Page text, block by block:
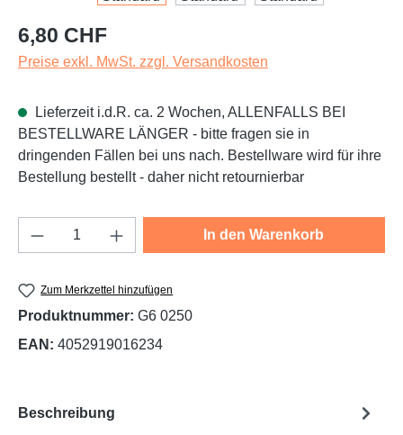
Regulärer Preis:
6,80 CHF
Preise exkl. MwSt. zzgl. Versandkosten
Lieferzeit i.d.R. ca. 2 Wochen, ALLENFALLS BEI
BESTELLWARE LÄNGER - bitte fragen sie in
dringenden Fällen bei uns nach. Bestellware wird für ihre
Bestellung bestellt - daher nicht retournierbar
Produkt Anzahl: Gib den gewünschten
In den Warenkorb
Zum Merkzettel hinzufügen
Produktnummer: G6 0250
EAN: 4052919016234
Beschreibung